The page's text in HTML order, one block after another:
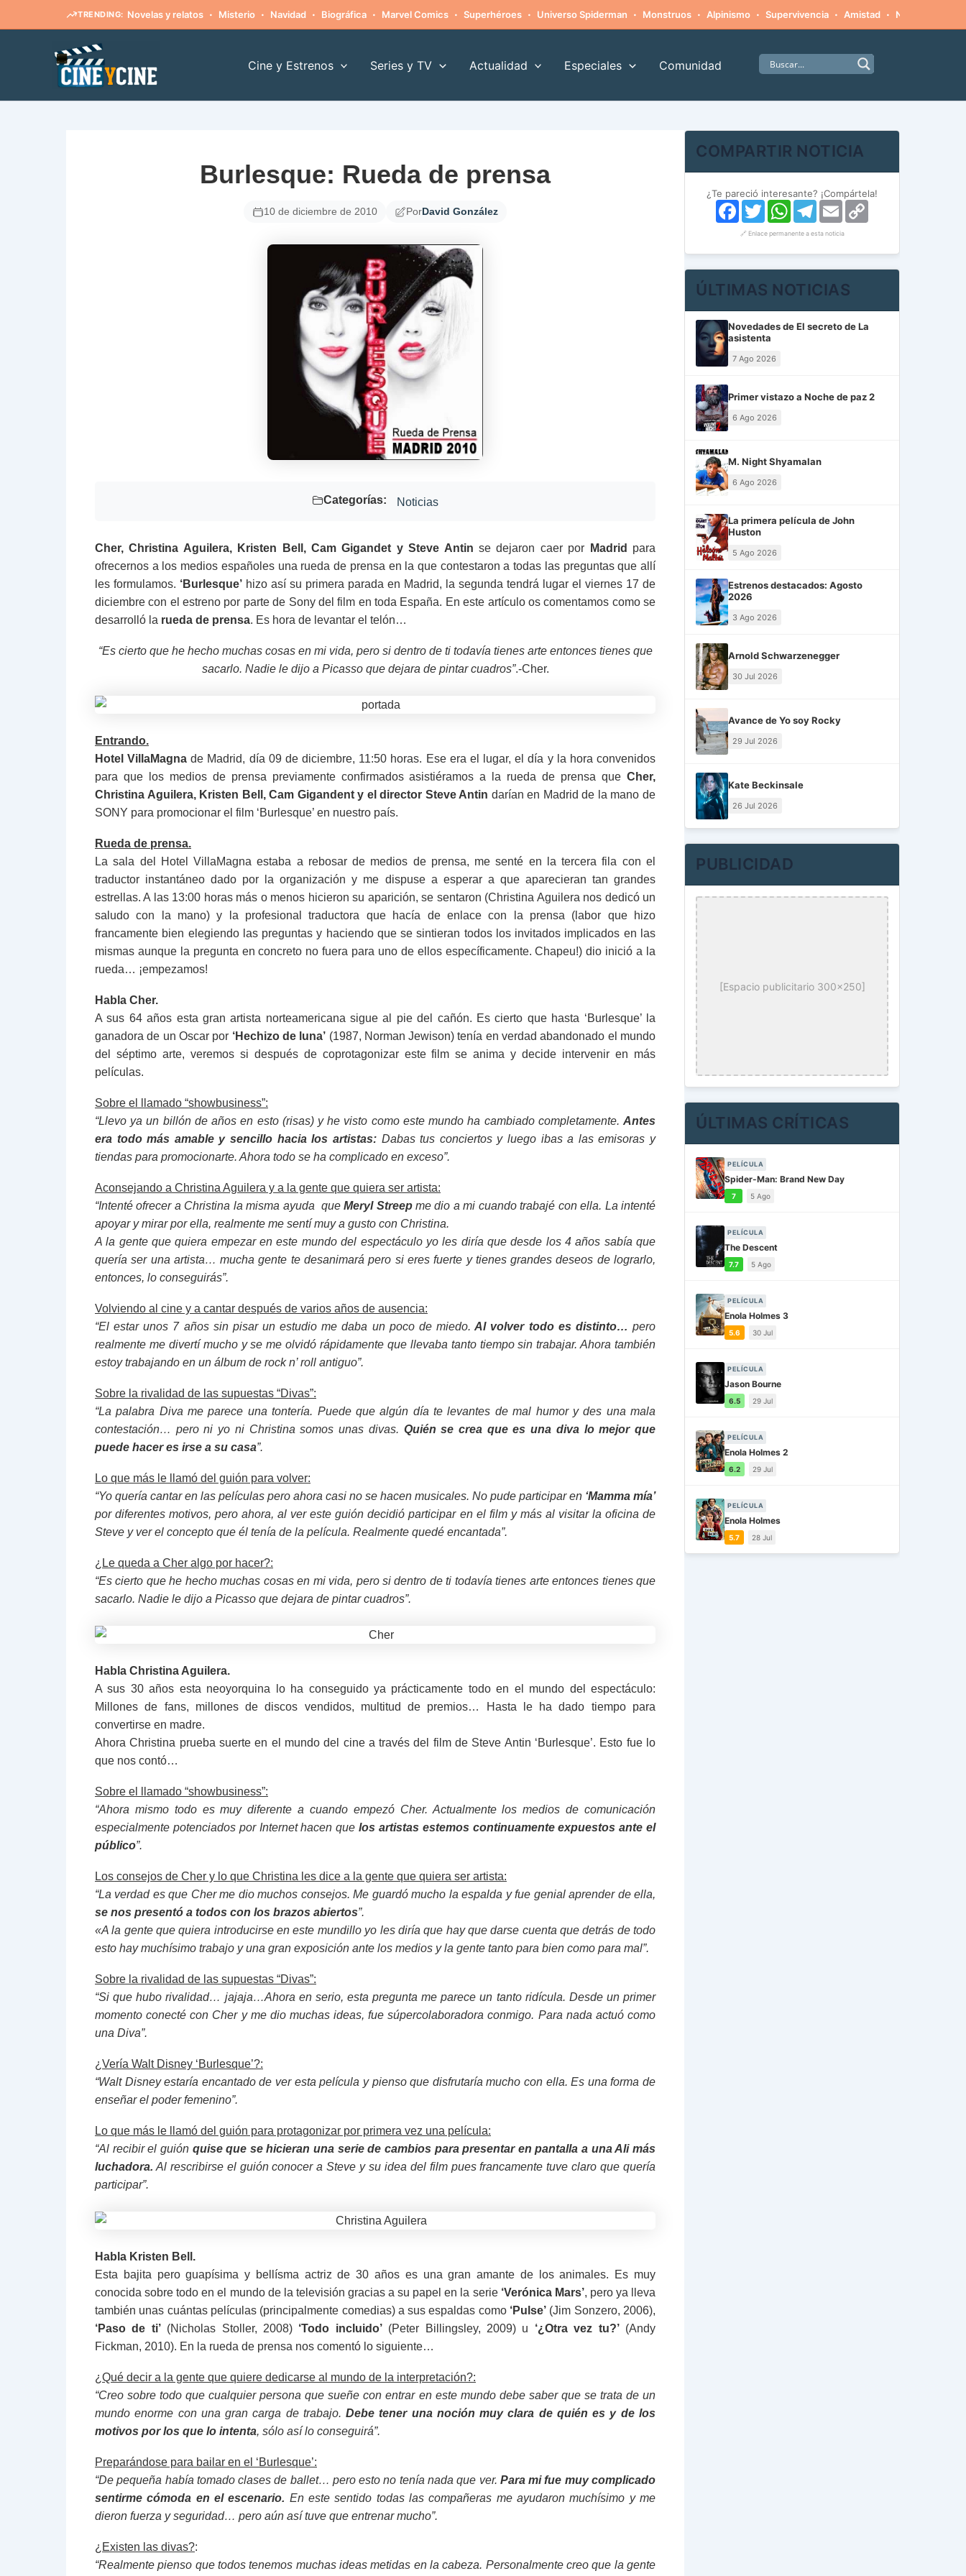
TRENDING: Novelas y relatos · Misterio · Navidad · Biográfica · Marvel Comics · Superhéroes · Universo Spiderman · Monstruos · Alpinismo · Supervivencia · Amistad · Naturaleza
Cine y Estrenos Series y TV Actualidad Especiales Comunidad
Burlesque: Rueda de prensa
10 de diciembre de 2010 PorDavid González
Categorías: Noticias
Cher, Christina Aguilera, Kristen Bell, Cam Gigandet y Steve Antin se dejaron caer por Madrid para
ofrecernos a los medios españoles una rueda de prensa en la que contestaron a todas las preguntas que allí
les formulamos. ‘Burlesque’ hizo así su primera parada en Madrid, la segunda tendrá lugar el viernes 17 de
diciembre con el estreno por parte de Sony del film en toda España. En este artículo os comentamos como se
desarrolló la rueda de prensa. Es hora de levantar el telón…
“Es cierto que he hecho muchas cosas en mi vida, pero si dentro de ti todavía tienes arte entonces tienes que
sacarlo. Nadie le dijo a Picasso que dejara de pintar cuadros”.-Cher.
Entrando.
Hotel VillaMagna de Madrid, día 09 de diciembre, 11:50 horas. Ese era el lugar, el día y la hora convenidos
para que los medios de prensa previamente confirmados asistiéramos a la rueda de prensa que Cher,
Christina Aguilera, Kristen Bell, Cam Gigandent y el director Steve Antin darían en Madrid de la mano de
SONY para promocionar el film ‘Burlesque’ en nuestro país.
Rueda de prensa.
La sala del Hotel VillaMagna estaba a rebosar de medios de prensa, me senté en la tercera fila con el
traductor instantáneo dado por la organización y me dispuse a esperar a que aparecieran tan grandes
estrellas. A las 13:00 horas más o menos hicieron su aparición, se sentaron (Christina Aguilera nos dedicó un
saludo con la mano) y la profesional traductora que hacía de enlace con la prensa (labor que hizo
francamente bien elegiendo las preguntas y haciendo que se sintieran todos los invitados implicados en las
mismas aunque la pregunta en concreto no fuera para uno de ellos específicamente. Chapeu!) dio inició a la
rueda… ¡empezamos!
Habla Cher.
A sus 64 años esta gran artista norteamericana sigue al pie del cañón. Es cierto que hasta ‘Burlesque’ la
ganadora de un Oscar por ‘Hechizo de luna’ (1987, Norman Jewison) tenía en verdad abandonado el mundo
del séptimo arte, veremos si después de coprotagonizar este film se anima y decide intervenir en más
películas.
Sobre el llamado “showbusiness”:
“Llevo ya un billón de años en esto (risas) y he visto como este mundo ha cambiado completamente. Antes
era todo más amable y sencillo hacia los artistas:Dabas tus conciertos y luego ibas a las emisoras y
tiendas para promocionarte. Ahora todo se ha complicado en exceso”.
Aconsejando a Christina Aguilera y a la gente que quiera ser artista:
“Intenté ofrecer a Christina la misma ayuda queMeryl Streepme dio a mi cuando trabajé con ella. La intenté
apoyar y mirar por ella, realmente me sentí muy a gusto con Christina.
A la gente que quiera empezar en este mundo del espectáculo yo les diría que desde los 4 años sabía que
quería ser una artista… mucha gente te desanimará pero si eres fuerte y tienes grandes deseos de lograrlo,
entonces, lo conseguirás”.
Volviendo al cine y a cantar después de varios años de ausencia:
“El estar unos 7 años sin pisar un estudio me daba un poco de miedo. Al volver todo es distinto…pero
realmente me divertí mucho y se me olvidó rápidamente que llevaba tanto tiempo sin trabajar. Ahora también
estoy trabajando en un álbum de rock n’ roll antiguo”.
Sobre la rivalidad de las supuestas “Divas”:
“La palabra Diva me parece una tontería. Puede que algún día te levantes de mal humor y des una mala
contestación… pero ni yo ni Christina somos unas divas. Quién se crea que es una diva lo mejor que
puede hacer es irse a su casa”.
Lo que más le llamó del guión para volver:
“Yo quería cantar en las películas pero ahora casi no se hacen musicales. No pude participar en ‘Mamma mía’
por diferentes motivos, pero ahora, al ver este guión decidió participar en el film y más al visitar la oficina de
Steve y ver el concepto que él tenía de la película. Realmente quedé encantada”.
¿Le queda a Cher algo por hacer?:
“Es cierto que he hecho muchas cosas en mi vida, pero si dentro de ti todavía tienes arte entonces tienes que
sacarlo. Nadie le dijo a Picasso que dejara de pintar cuadros”.
Habla Christina Aguilera.
A sus 30 años esta neoyorquina lo ha conseguido ya prácticamente todo en el mundo del espectáculo:
Millones de fans, millones de discos vendidos, multitud de premios… Hasta le ha dado tiempo para
convertirse en madre.
Ahora Christina prueba suerte en el mundo del cine a través del film de Steve Antin ‘Burlesque’. Esto fue lo
que nos contó…
Sobre el llamado “showbusiness”:
“Ahora mismo todo es muy diferente a cuando empezó Cher. Actualmente los medios de comunicación
especialmente potenciados por Internet hacen que los artistas estemos continuamente expuestos ante el
público”.
Los consejos de Cher y lo que Christina les dice a la gente que quiera ser artista:
“La verdad es que Cher me dio muchos consejos. Me guardó mucho la espalda y fue genial aprender de ella,
se nos presentó a todos con los brazos abiertos”.
«A la gente que quiera introducirse en este mundillo yo les diría que hay que darse cuenta que detrás de todo
esto hay muchísimo trabajo y una gran exposición ante los medios y la gente tanto para bien como para mal”.
Sobre la rivalidad de las supuestas “Divas”:
“Si que hubo rivalidad… jajaja…Ahora en serio, esta pregunta me parece un tanto ridícula. Desde un primer
momento conecté con Cher y me dio muchas ideas, fue súpercolaboradora conmigo. Para nada actuó como
una Diva”.
¿Vería Walt Disney ‘Burlesque’?:
“Walt Disney estaría encantado de ver esta película y pienso que disfrutaría mucho con ella. Es una forma de
enseñar el poder femenino”.
Lo que más le llamó del guión para protagonizar por primera vez una película:
“Al recibir el guión quise que se hicieran una serie de cambios para presentar en pantalla a una Ali más
luchadora. Al rescribirse el guión conocer a Steve y su idea del film pues francamente tuve claro que quería
participar”.
Habla Kristen Bell.
Esta bajita pero guapísima y bellísma actriz de 30 años es una gran amante de los animales. Es muy
conocida sobre todo en el mundo de la televisión gracias a su papel en la serie ‘Verónica Mars’, pero ya lleva
también unas cuántas películas (principalmente comedias) a sus espaldas como‘Pulse’ (Jim Sonzero, 2006),
‘Paso de ti’(Nicholas Stoller, 2008) ‘Todo incluido’(Peter Billingsley, 2009) u ‘¿Otra vez tu?’(Andy
Fickman, 2010). En la rueda de prensa nos comentó lo siguiente…
¿Qué decir a la gente que quiere dedicarse al mundo de la interpretación?:
“Creo sobre todo que cualquier persona que sueñe con entrar en este mundo debe saber que se trata de un
mundo enorme con una gran carga de trabajo.Debe tener una noción muy clara de quién es y de los
motivos por los que lo intenta, sólo así lo conseguirá”.
Preparándose para bailar en el ‘Burlesque’:
“De pequeña había tomado clases de ballet… pero esto no tenía nada que ver. Para mi fue muy complicado
sentirme cómoda en el escenario. En este sentido todas las compañeras me ayudaron muchísimo y me
dieron fuerza y seguridad… pero aún así tuve que entrenar mucho”.
¿Existen las divas?:
“Realmente pienso que todos tenemos muchas ideas metidas en la cabeza. Personalmente creo que la gente
COMPARTIR NOTICIA
¿Te pareció interesante? ¡Compártela!
Facebook
TwitterWhatsApp
Telegram
Email
🔗 Enlace permanente a esta noticia
ÚLTIMAS NOTICIAS
Novedades de El secreto de La
asistenta
7 Ago 2026
Primer vistazo a Noche de paz 2
6 Ago 2026
M. Night Shyamalan
6 Ago 2026
La primera película de John
Huston
5 Ago 2026
Estrenos destacados: Agosto
2026
3 Ago 2026
Arnold Schwarzenegger
30 Jul 2026
Avance de Yo soy Rocky
29 Jul 2026
Kate Beckinsale
26 Jul 2026
PUBLICIDAD
[Espacio publicitario 300x250]
ÚLTIMAS CRÍTICAS
PELÍCULA
Spider-Man: Brand New Day
7 5 Ago
PELÍCULA
The Descent
7.7 5 Ago
PELÍCULA
Enola Holmes 3
5.6 30 Jul
PELÍCULA
Jason Bourne
6.5 29 Jul
PELÍCULA
Enola Holmes 2
6.2 29 Jul
PELÍCULA
Enola Holmes
5.7 28 Jul